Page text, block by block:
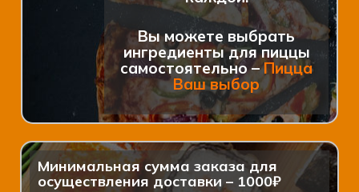
Вы можете выбрать
ингредиенты для пиццы
самостоятельно –Пицца
Ваш выбор
Минимальная сумма заказа для
осуществления доставки – 1000₽